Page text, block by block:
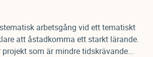
arbetsgång vid ett tematiskt
att åstadkomma ett starkt lärande.
som är mindre tidskrävande...